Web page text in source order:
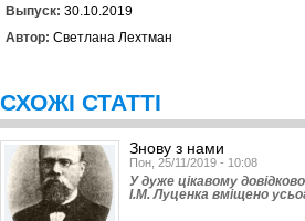
Выпуск: 30.10.2019
Автор: Светлана Лехтман
СХОЖІ СТАТТІ
Знову з нами
Пон, 25/11/2019 - 10:08
У дуже цікавому
І.М. Луценка вміщено